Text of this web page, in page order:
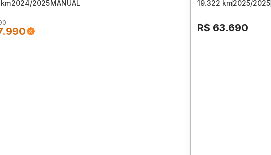
2024/2025MANUAL 19.322 km2025/2025
R$ 63.690